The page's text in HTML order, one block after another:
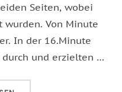
Seiten, wobei
Von Minute
In der 16.Minute
und erzielten …